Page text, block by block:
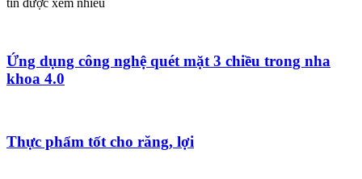
Ứng dụng công nghệ quét mặt 3 chiều trong nha
khoa 4.0
Thực phẩm tốt cho răng, lợi